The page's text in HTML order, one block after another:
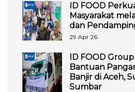
ID FOOD
Masyarakat
dan
29 Apr 26
ID FOOD
Bantuan
Banjir di Aceh,
Sumbar